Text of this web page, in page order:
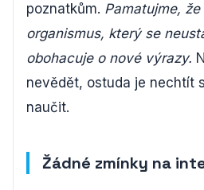
poznatkům. Pamatujme,
organismus, který se
obohacuje o nové výrazy.
nevědět, ostuda je nechtít
naučit.
Žádné zmínky na